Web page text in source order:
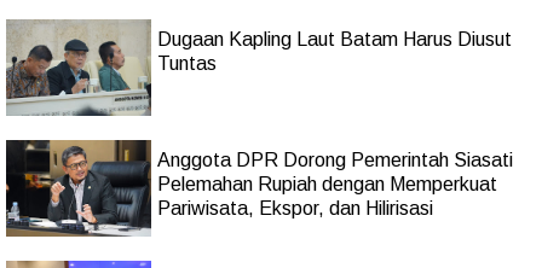
Dugaan Kapling Laut Batam Harus Diusut
Tuntas
Anggota DPR Dorong Pemerintah Siasati
Pelemahan Rupiah dengan Memperkuat
Pariwisata, Ekspor, dan Hilirisasi